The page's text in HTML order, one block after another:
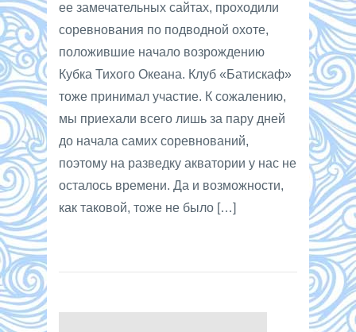
ее замечательных сайтах, проходили
соревнования по подводной охоте,
положившие начало возрождению
Кубка Тихого Океана. Клуб «Батискаф»
тоже принимал участие. К сожалению,
мы приехали всего лишь за пару дней
до начала самих соревнований,
поэтому на разведку акватории у нас не
осталось времени. Да и возможности,
как таковой, тоже не было […]